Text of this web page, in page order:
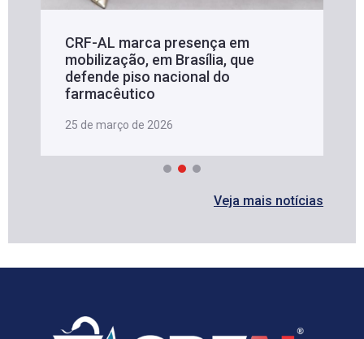
CRF-AL marca presença em
mobilização, em Brasília, que
defende piso nacional do
farmacêutico
25 de março de 2026
Veja mais notícias